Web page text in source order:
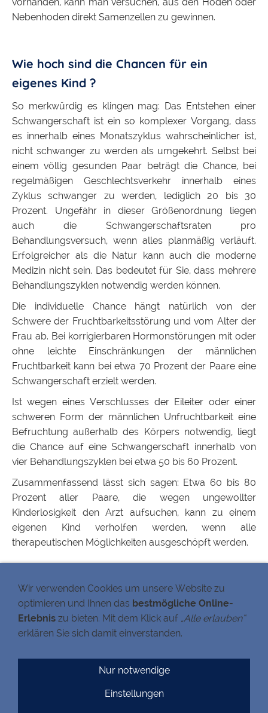
Nebenhoden direkt Samenzellen zu gewinnen.
Wie hoch sind die Chancen für ein
eigenes Kind ?
So merkwürdig es klingen mag: Das Entstehen einer
Schwangerschaft ist ein so komplexer Vorgang, dass
es innerhalb eines Monatszyklus wahrscheinlicher ist,
nicht schwanger zu werden als umgekehrt. Selbst bei
einem völlig gesunden Paar beträgt die Chance, bei
regelmäßigen Geschlechtsverkehr innerhalb eines
Zyklus schwanger zu werden, lediglich 20 bis 30
Prozent. Ungefähr in dieser Größenordnung liegen
auch die Schwangerschaftsraten pro
Behandlungsversuch, wenn alles planmäßig verläuft.
Erfolgreicher als die Natur kann auch die moderne
Medizin nicht sein. Das bedeutet für Sie, dass mehrere
Behandlungszyklen notwendig werden können.
Die individuelle Chance hängt natürlich von der
Schwere der Fruchtbarkeitsstörung und vom Alter der
Frau ab. Bei korrigierbaren Hormonstörungen mit oder
ohne leichte Einschränkungen der männlichen
Fruchtbarkeit kann bei etwa 70 Prozent der Paare eine
Schwangerschaft erzielt werden.
Ist wegen eines Verschlusses der Eileiter oder einer
schweren Form der männlichen Unfruchtbarkeit eine
Befruchtung außerhalb des Körpers notwendig, liegt
die Chance auf eine Schwangerschaft innerhalb von
vier Behandlungszyklen bei etwa 50 bis 60 Prozent.
Zusammenfassend lässt sich sagen: Etwa 60 bis 80
Prozent aller Paare, die wegen ungewollter
Kinderlosigkeit den Arzt aufsuchen, kann zu einem
eigenen Kind verholfen werden, wenn alle
therapeutischen Möglichkeiten ausgeschöpft werden.
MITARBEITERBEREICH
Informationen
Fotogalerie
Chat
Wir verwenden Cookies um unsere Website zu
optimieren und Ihnen das bestmögliche Online-
Erlebnis zu bieten. Mit dem Klick auf „Alle erlauben“
erklären Sie sich damit einverstanden.
Nur notwendige
Einstellungen